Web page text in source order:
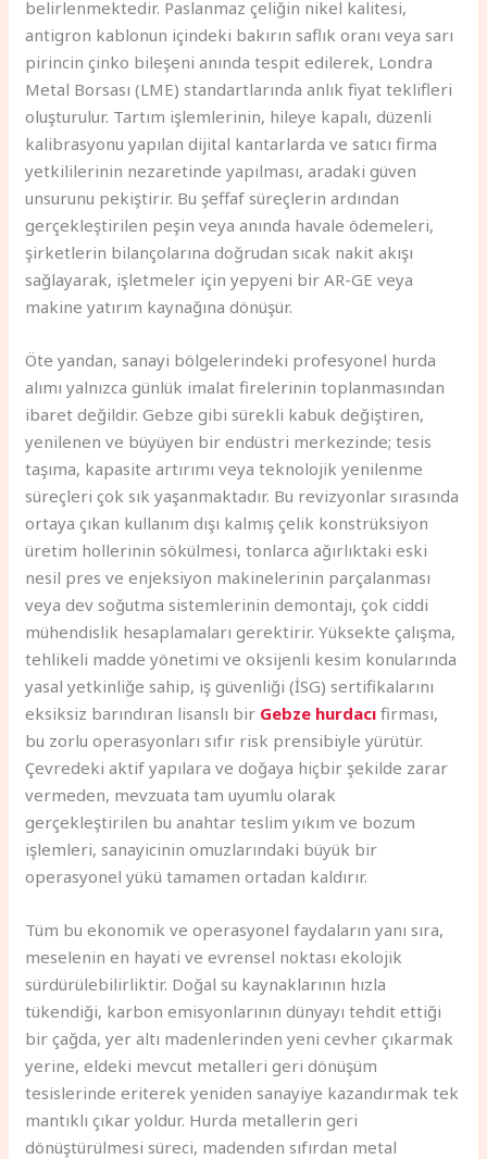
belirlenmektedir. Paslanmaz çeliğin nikel kalitesi,
antigron kablonun içindeki bakırın saflık oranı veya sarı
pirincin çinko bileşeni anında tespit edilerek, Londra
Metal Borsası (LME) standartlarında anlık fiyat teklifleri
oluşturulur. Tartım işlemlerinin, hileye kapalı, düzenli
kalibrasyonu yapılan dijital kantarlarda ve satıcı firma
yetkililerinin nezaretinde yapılması, aradaki güven
unsurunu pekiştirir. Bu şeffaf süreçlerin ardından
gerçekleştirilen peşin veya anında havale ödemeleri,
şirketlerin bilançolarına doğrudan sıcak nakit akışı
sağlayarak, işletmeler için yepyeni bir AR-GE veya
makine yatırım kaynağına dönüşür.
Öte yandan, sanayi bölgelerindeki profesyonel hurda
alımı yalnızca günlük imalat firelerinin toplanmasından
ibaret değildir. Gebze gibi sürekli kabuk değiştiren,
yenilenen ve büyüyen bir endüstri merkezinde; tesis
taşıma, kapasite artırımı veya teknolojik yenilenme
süreçleri çok sık yaşanmaktadır. Bu revizyonlar sırasında
ortaya çıkan kullanım dışı kalmış çelik konstrüksiyon
üretim hollerinin sökülmesi, tonlarca ağırlıktaki eski
nesil pres ve enjeksiyon makinelerinin parçalanması
veya dev soğutma sistemlerinin demontajı, çok ciddi
mühendislik hesaplamaları gerektirir. Yüksekte çalışma,
tehlikeli madde yönetimi ve oksijenli kesim konularında
yasal yetkinliğe sahip, iş güvenliği (İSG) sertifikalarını
eksiksiz barındıran lisanslı bir Gebze hurdacı firması,
bu zorlu operasyonları sıfır risk prensibiyle yürütür.
Çevredeki aktif yapılara ve doğaya hiçbir şekilde zarar
vermeden, mevzuata tam uyumlu olarak
gerçekleştirilen bu anahtar teslim yıkım ve bozum
işlemleri, sanayicinin omuzlarındaki büyük bir
operasyonel yükü tamamen ortadan kaldırır.
Tüm bu ekonomik ve operasyonel faydaların yanı sıra,
meselenin en hayati ve evrensel noktası ekolojik
sürdürülebilirliktir. Doğal su kaynaklarının hızla
tükendiği, karbon emisyonlarının dünyayı tehdit ettiği
bir çağda, yer altı madenlerinden yeni cevher çıkarmak
yerine, eldeki mevcut metalleri geri dönüşüm
tesislerinde eriterek yeniden sanayiye kazandırmak tek
mantıklı çıkar yoldur. Hurda metallerin geri
dönüştürülmesi süreci, madenden sıfırdan metal